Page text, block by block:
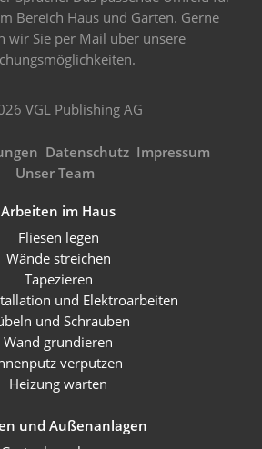
Bereich Haus und Garten. Gerne
wir Sie per Mail über unsere
VGL Publishing AG
Datenschutz Impressum
Unser Team
Arbeiten im Haus
Fliesen legen
Wände streichen
Tapezieren
und Elektroarbeiten
und Schrauben
Wand grundieren
verputzen
Heizung warten
und Außenanlagen